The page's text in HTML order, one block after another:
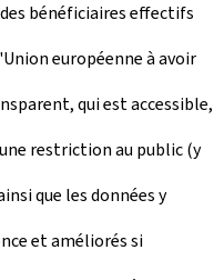
bénéficiaires effectifs
européenne à avoir
qui est accessible,
restriction au public (y
que les données y
et améliorés si